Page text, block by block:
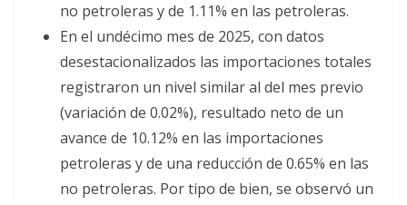
no petroleras y de 1.11% en las petroleras.
En el undécimo mes de 2025, con datos
desestacionalizados las importaciones totales
registraron un nivel similar al del mes previo
(variación de 0.02%), resultado neto de un
avance de 10.12% en las importaciones
petroleras y de una reducción de 0.65% en las
no petroleras. Por tipo de bien, se observó un